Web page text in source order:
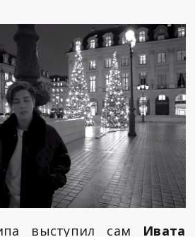
выступил сам Ивата